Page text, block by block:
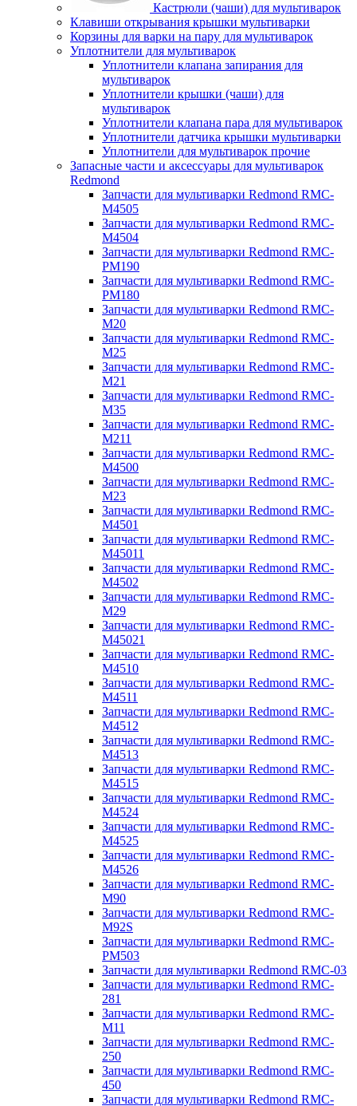
Кастрюли (чаши) для мультиварок
Клавиши открывания крышки мультиварки
Корзины для варки на пару для мультиварок
Уплотнители для мультиварок
Уплотнители клапана запирания для
мультиварок
Уплотнители крышки (чаши) для
мультиварок
Уплотнители клапана пара для мультиварок
Уплотнители датчика крышки мультиварки
Уплотнители для мультиварок прочие
Запасные части и аксессуары для мультиварок
Redmond
Запчасти для мультиварки Redmond RMC-
M4505
Запчасти для мультиварки Redmond RMC-
M4504
Запчасти для мультиварки Redmond RMC-
PM190
Запчасти для мультиварки Redmond RMC-
PM180
Запчасти для мультиварки Redmond RMC-
M20
Запчасти для мультиварки Redmond RMC-
M25
Запчасти для мультиварки Redmond RMC-
M21
Запчасти для мультиварки Redmond RMC-
M35
Запчасти для мультиварки Redmond RMC-
M211
Запчасти для мультиварки Redmond RMC-
M4500
Запчасти для мультиварки Redmond RMC-
M23
Запчасти для мультиварки Redmond RMC-
M4501
Запчасти для мультиварки Redmond RMC-
M45011
Запчасти для мультиварки Redmond RMC-
M4502
Запчасти для мультиварки Redmond RMC-
M29
Запчасти для мультиварки Redmond RMC-
M45021
Запчасти для мультиварки Redmond RMC-
M4510
Запчасти для мультиварки Redmond RMC-
M4511
Запчасти для мультиварки Redmond RMC-
M4512
Запчасти для мультиварки Redmond RMC-
M4513
Запчасти для мультиварки Redmond RMC-
M4515
Запчасти для мультиварки Redmond RMC-
M4524
Запчасти для мультиварки Redmond RMC-
M4525
Запчасти для мультиварки Redmond RMC-
M4526
Запчасти для мультиварки Redmond RMC-
M90
Запчасти для мультиварки Redmond RMC-
M92S
Запчасти для мультиварки Redmond RMC-
PM503
Запчасти для мультиварки Redmond RMC-03
Запчасти для мультиварки Redmond RMC-
281
Запчасти для мультиварки Redmond RMC-
M11
Запчасти для мультиварки Redmond RMC-
250
Запчасти для мультиварки Redmond RMC-
450
Запчасти для мультиварки Redmond RMC-